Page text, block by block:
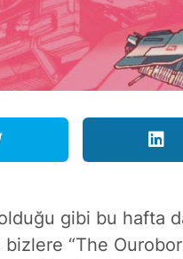
gibi bu hafta
bizlere “The